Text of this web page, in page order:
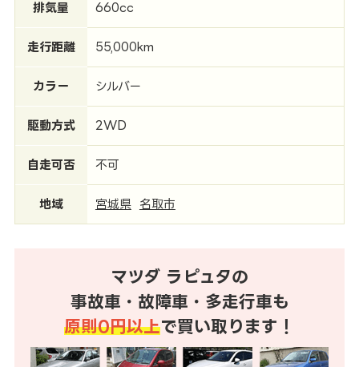
排気量 660cc
走行距離 55,000km
カラー シルバー
駆動方式 2WD
自走可否 不可
地域 宮城県 名取市
マツダ ラピュタの
事故車・故障車・多走行車も
原則0円以上で買い取ります！